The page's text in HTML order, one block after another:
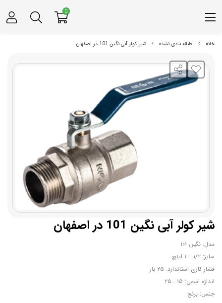
خانه طبقه بندی نشده شیر کولر آبی نگین 101 در اصفهان
شیر کولر آبی نگین 101 در اصفهان
مدل: نگین ۱۰۱
سایز: ۱/۲…..۱ اینچ
فشار کاری استاندارد: ۲۵ بار
اندازه اسمی: ۱۵….۲۵
جنس: برنج
0